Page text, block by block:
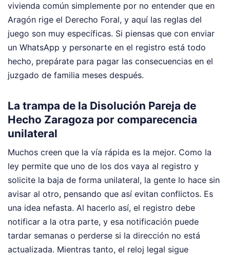
vivienda común simplemente por no entender que en
Aragón rige el Derecho Foral, y aquí las reglas del
juego son muy específicas. Si piensas que con enviar
un WhatsApp y personarte en el registro está todo
hecho, prepárate para pagar las consecuencias en el
juzgado de familia meses después.
La trampa de la Disolución Pareja de
Hecho Zaragoza por comparecencia
unilateral
Muchos creen que la vía rápida es la mejor. Como la
ley permite que uno de los dos vaya al registro y
solicite la baja de forma unilateral, la gente lo hace sin
avisar al otro, pensando que así evitan conflictos. Es
una idea nefasta. Al hacerlo así, el registro debe
notificar a la otra parte, y esa notificación puede
tardar semanas o perderse si la dirección no está
actualizada. Mientras tanto, el reloj legal sigue